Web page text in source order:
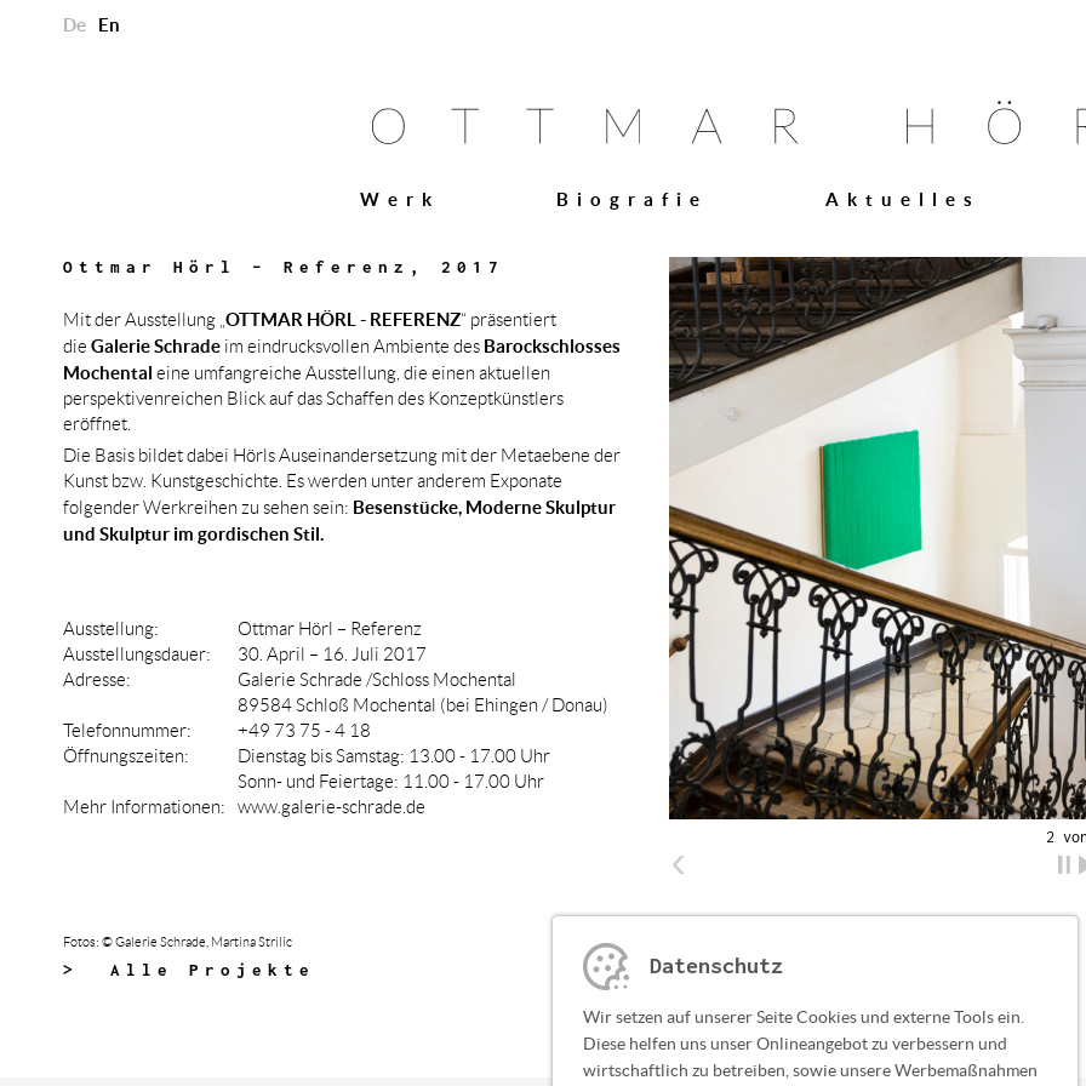
De En
Werk Biografie Aktuelles
Ottmar Hörl – Referenz, 2017
Mit der Ausstellung „ OTTMAR HÖRL - REFERENZ“ präsentiert
die Galerie Schrade im eindrucksvollen Ambiente des Barockschlosses
Mochental eine umfangreiche Ausstellung, die einen aktuellen
perspektivenreichen Blick auf das Schaffen des Konzeptkünstlers
eröffnet.
Die Basis bildet dabei Hörls Auseinandersetzung mit der Metaebene der
Kunst bzw. Kunstgeschichte. Es werden unter anderem Exponate
folgender Werkreihen zu sehen sein: Besenstücke, Moderne Skulptur
und Skulptur im gordischen Stil.
Ausstellung:
Ottmar Hörl – Referenz
Ausstellungsdauer:
30. April – 16. Juli 2017
Adresse:
Galerie Schrade /Schloss Mochental
89584 Schloß Mochental (bei Ehingen / Donau)
Telefonnummer:
+49 73 75 - 4 18
Öffnungszeiten:
Dienstag bis Samstag: 13.00 - 17.00 Uhr
Sonn- und Feiertage: 11.00 - 17.00 Uhr
Mehr Informationen:
www.galerie-schrade.de
Fotos: ©Galerie Schrade, Martina Strilic
> Alle Projekte
2
Datenschutz
Wir setzen auf unserer Seite Cookies und externe Tools ein.
Diese helfen uns unser Onlineangebot zu verbessern und
wirtschaftlich zu betreiben, sowie unsere Werbemaßnahmen